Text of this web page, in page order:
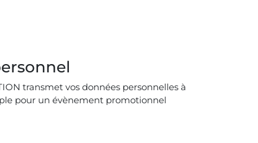
transmet vos données personnelles à
pour un évènement promotionnel